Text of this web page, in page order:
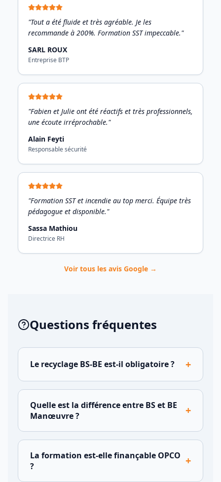
"Tout a été fluide et très agréable. Je les
recommande à 200%. Formation SST impeccable."
SARL ROUX
Entreprise BTP
"Fabien et Julie ont été réactifs et très professionnels,
une écoute irréprochable."
Alain Feyti
Responsable sécurité
"Formation SST et incendie au top merci. Équipe très
pédagogue et disponible."
Sassa Mathiou
Directrice RH
Voir tous les avis Google →
Questions fréquentes
Le recyclage BS-BE est-il obligatoire ? +
Quelle est la différence entre BS et BE
Manœuvre ?
+
La formation est-elle finançable OPCO
?
+